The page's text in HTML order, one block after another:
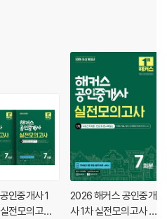
명확하게 이해할 수 있도록 돕는
있도록 이끈다.
인중개사 1
전모의고사
2026 해커스 공인중개
사 1차 실전모의고사 7